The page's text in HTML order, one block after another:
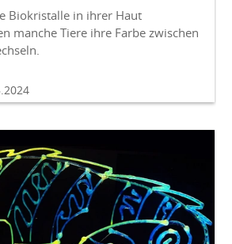
Biokristalle in ihrer Haut
manche Tiere ihre Farbe zwischen